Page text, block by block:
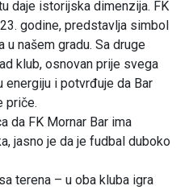
daje istorijska dimenzija. FK
godine, predstavlja simbol
našem gradu. Sa druge
klub, osnovan prije svega
i potvrđuje da Bar
priče.
da FK Mornar Bar ima
jasno je da je fudbal duboko
terena – u oba kluba igra